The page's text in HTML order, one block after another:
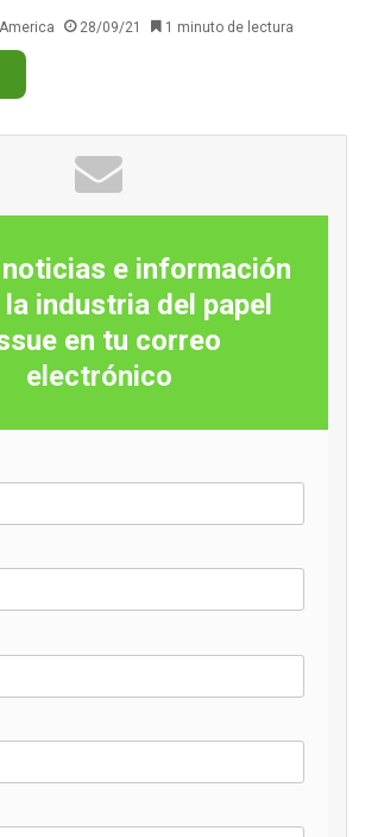
28/09/21 1 minuto de lectura
noticias e información
industria del papel
en tu correo
electrónico